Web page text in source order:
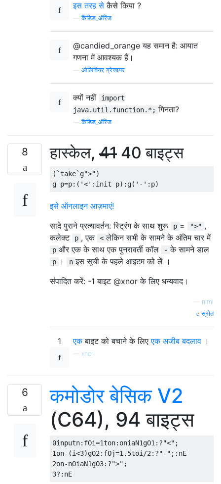
इस तरह से कैसे किया ?
—कैंडिड_ऑरेंज
@candied_orange यह समान है: आयात
गणना में आवश्यक हैं।
ओलिवियर ग्रेजायर
क्यों नहीं
import
java.util.function.*; गिनता?
—कैंडिड_ऑरेंज
8 हास्केल, 41 40 बाइट्स
(`take`g">")
इसे ऑनलाइन आज़माएं!
सादे पुराने प्रत्यावर्तन: स्ट्रिंग के साथ शुरू
p = ">" ,
कलेक्ट
p , एक < लेकिन सभी के सामने के अंतिम चार में
p और एक के साथ एक पुनरावर्ती कॉल - के सामने डाल
p । n इस सूची के पहले आइटम को लें ।
संपादित करें: -1 बाइट @xnor के लिए धन्यवाद।
nimi
स्रोत
1 एकबाइट को बचाने के लिएएक अजीब बदलाव ।
xnor
6
कमोडोर बेसिक V2
(C64), 94 बाइट्स
0inputn:fOi=1ton:oniaN1gO1:?"<";
1on-(i<3)gO2:fOj=1.5toi/2:?"-";:nE
2on-nOiaN1gO3:?">";